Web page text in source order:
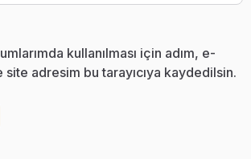
kullanılması için adım, e-
site adresim bu tarayıcıya kaydedilsin.